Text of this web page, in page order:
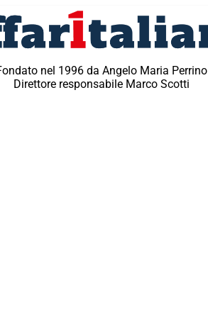
nel 1996 da Angelo Maria Perrino
Direttore responsabile Marco Scotti